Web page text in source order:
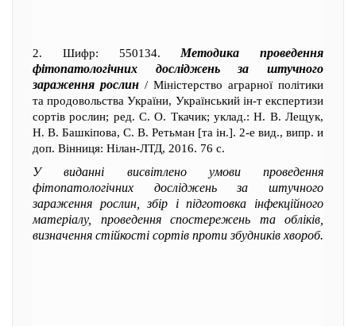
2. Шифр: 550134. Методика проведення
фітопатологічних досліджень за штучного
зараження рослин / Міністерство аграрної політики
та продовольства України, Український ін-т експертизи
сортів рослин; ред. С. О. Ткачик; уклад.: Н. В. Лещук,
Н. В. Башкіпова, С. В. Ретьман [та ін.]. 2-е вид., випр. и
доп. Вінниця: Нілан-ЛТД, 2016. 76 с.
У виданні висвітлено умови проведення
фітопатологічних досліджень за штучного
зараження рослин, збір і підготовка інфекційного
матеріалу, проведення спостережень та обліків,
визначення стійкості сортів проти збудників хвороб.